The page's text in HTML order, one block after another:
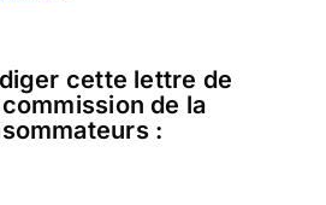
cette lettre de
de la
: